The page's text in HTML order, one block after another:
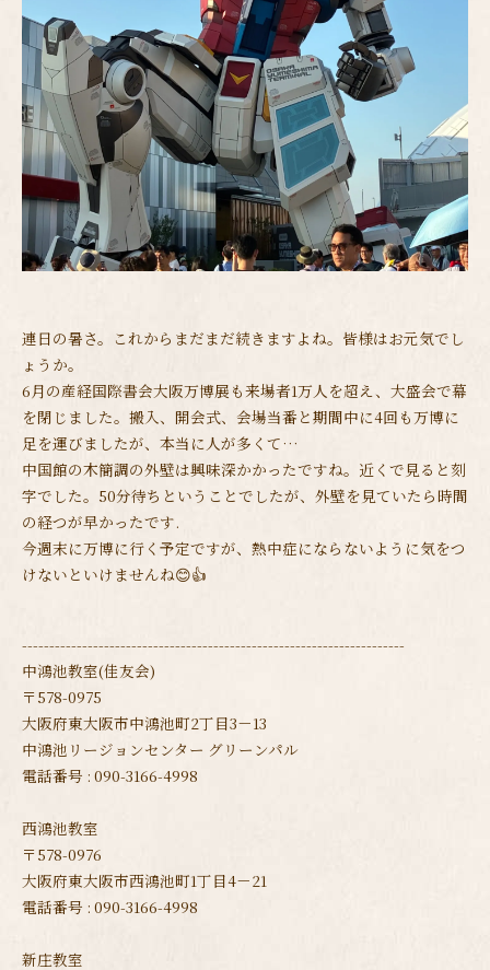
連日の暑さ。これからまだまだ続きますよね。皆様はお元気でし
ょうか。
6月の産経国際書会大阪万博展も来場者1万人を超え、大盛会で幕
を閉じました。搬入、開会式、会場当番と期間中に4回も万博に
足を運びましたが、本当に人が多くて…
中国館の木簡調の外壁は興味深かかったですね。近くで見ると刻
字でした。50分待ちということでしたが、外壁を見ていたら時間
の経つが早かったです.
今週末に万博に行く予定ですが、熱中症にならないように気をつ
けないといけませんね😊👍
----------------------------------------------------------------------
中鴻池教室(佳友会)
〒578-0975
大阪府東大阪市中鴻池町2丁目3－13
中鴻池リージョンセンター グリーンパル
電話番号 : 090-3166-4998
西鴻池教室
〒578-0976
大阪府東大阪市西鴻池町1丁目4－21
電話番号 : 090-3166-4998
新庄教室